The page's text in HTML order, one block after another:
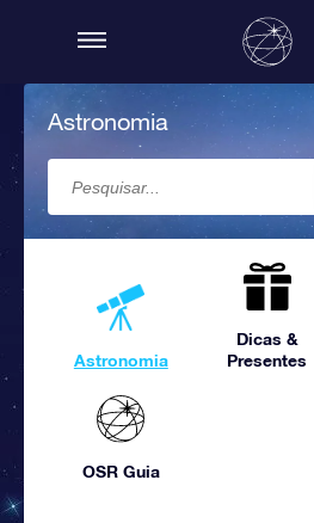
Astronomia
Astronomia
Dicas &
Presentes
OSR Guia